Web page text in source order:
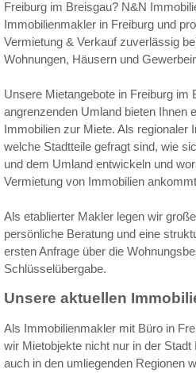
Freiburg im Breisgau? N&N
Immobilienmakler in Freiburg und
Vermietung & Verkauf zuverlässig
Wohnungen, Häusern und
Unsere Mietangebote in Freiburg im
angrenzenden Umland bieten Ihnen
Immobilien zur Miete. Als regionaler
welche Stadtteile gefragt sind, wie
und dem Umland entwickeln und
Vermietung von Immobilien
Als etablierter Makler legen wir
persönliche Beratung und eine
ersten Anfrage über die
Schlüsselübergabe.
Unsere aktuellen
Als Immobilienmakler mit Büro in
wir Mietobjekte nicht nur in der
auch in den umliegenden Regionen